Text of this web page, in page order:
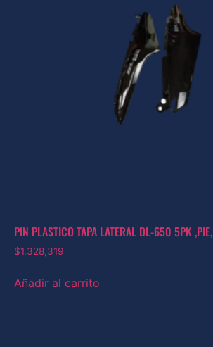
PIN PLASTICO TAPA LATERAL DL-650 5PK ,PIE,
$1,328,319
Añadir al carrito